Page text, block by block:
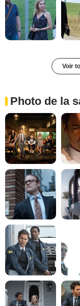
Voir
Photo de la